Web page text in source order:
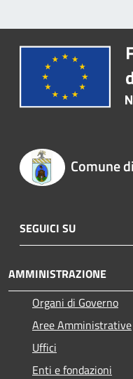
Comune
SEGUICI SU
AMMINISTRAZIONE
Organi di Governo
Aree Amministrative
Uffici
Enti e fondazioni